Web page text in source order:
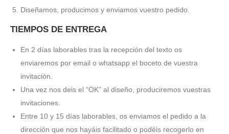
Diseñamos, producimos y enviamos vuestro pedido.
TIEMPOS DE ENTREGA
En 2 días laborables tras la recepción del texto os
enviaremos por email o whatsapp el boceto de vuestra
invitación.
Una vez nos deis el “OK” al diseño, produciremos vuestras
invitaciones.
Entre 10 y 15 días laborables, os enviamos el pedido a la
dirección que nos hayáis facilitado o podéis recogerlo en